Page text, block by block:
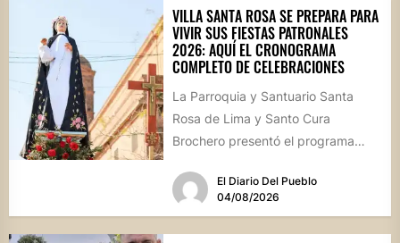
VILLA SANTA ROSA SE PREPARA PARA
VIVIR SUS FIESTAS PATRONALES
2026: AQUÍ EL CRONOGRAMA
COMPLETO DE CELEBRACIONES
La Parroquia y Santuario Santa
Rosa de Lima y Santo Cura
Brochero presentó el programa
El Diario Del Pueblo
04/08/2026